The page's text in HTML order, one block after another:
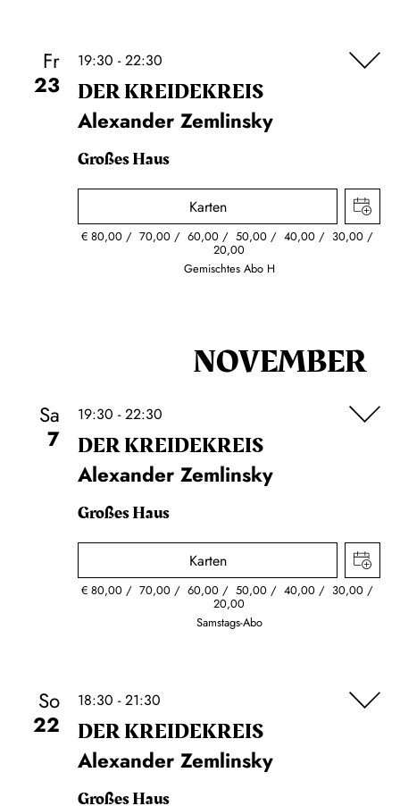
Fr
23
19:30 - 22:30
DER KREIDE­KREIS
Alexander Zemlinsky
Großes Haus
Karten
€80,00 70,00 60,00 50,00 40,00 30,00
20,00
Gemischtes Abo H
NOVEMBER
Sa
7
19:30 - 22:30
DER KREIDE­KREIS
Alexander Zemlinsky
Großes Haus
Karten
€80,00 70,00 60,00 50,00 40,00 30,00
20,00
Samstags-Abo
So
22
18:30 - 21:30
DER KREIDE­KREIS
Alexander Zemlinsky
Großes Haus